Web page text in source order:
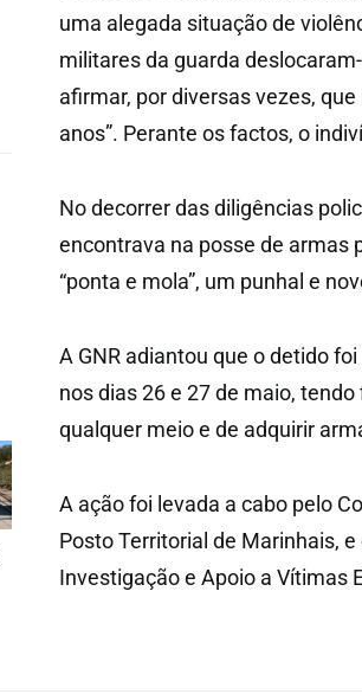
uma alegada situação de
militares da guarda
afirmar, por diversas vezes,
anos”. Perante os factos, o
No decorrer das diligências
encontrava na posse de armas
“ponta e mola”, um punhal e
A GNR adiantou que o detido
nos dias 26 e 27 de maio,
qualquer meio e de adquirir
A ação foi levada a cabo pelo
Posto Territorial de Marinhais,
Investigação e Apoio a Vítimas